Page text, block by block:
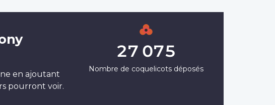
en ajoutant
pourront voir.
27 075
Nombre de coquelicots déposés